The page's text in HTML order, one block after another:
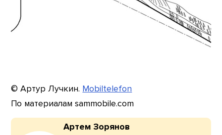
© Артур Лучкин. Mobiltelefon
По материалам sammobile.com
Артем Зорянов